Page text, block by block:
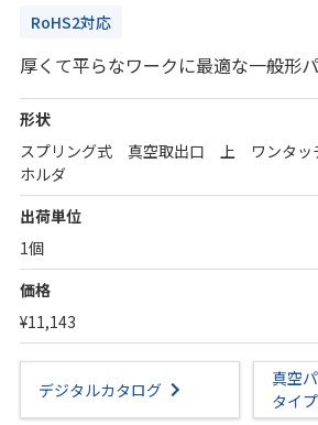
RoHS2対応
厚くて平らなワークに最適な一般形パ
形状
スプリング式 真空取出口 上 ワンタッ
ホルダ
出荷単位
1個
価格
¥11,143
デジタルカタログ
真空
タイ